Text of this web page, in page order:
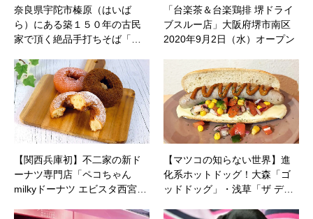
奈良県宇陀市榛原（はいば
ら）にある築１５０年の古民
家で頂く絶品手打ちそば「…
「台楽茶＆台楽鶏排 堺ドライ
ブスルー店」大阪府堺市南区
2020年9月2日（水）オープン
【関西兵庫初】不二家の新ド
ーナツ専門店「ペコちゃん
milkyドーナツ エビスタ西宮…
【マツコの知らない世界】進
化系ホットドッグ！大森「ゴ
ッドドッグ」・浅草「ザ デ…